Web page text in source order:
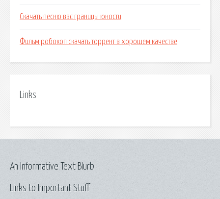
Скачать песню ввс границы юности
Фильм робокоп скачать торрент в хорошем качестве
Links
Links to Important Stuff
An Informative Text Blurb